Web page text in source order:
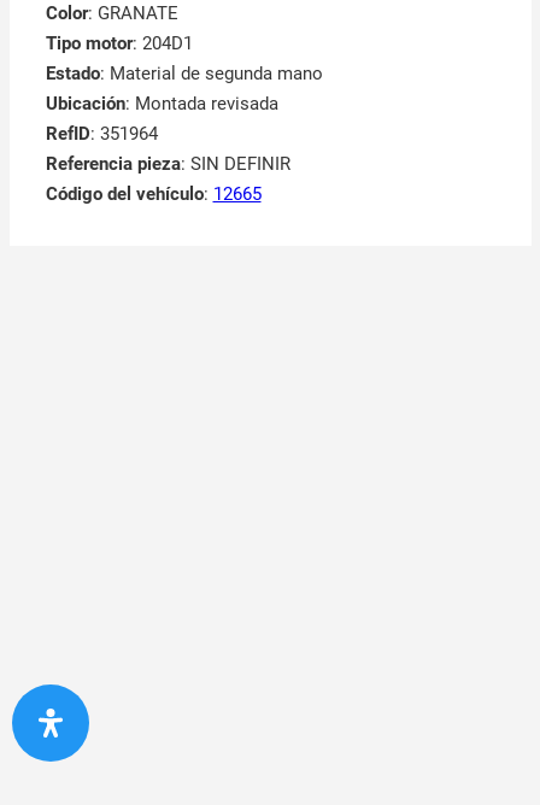
Color: GRANATE
Tipo motor: 204D1
Estado: Material de segunda mano
Ubicación: Montada revisada
RefID: 351964
Referencia pieza: SIN DEFINIR
Código del vehículo: 12665